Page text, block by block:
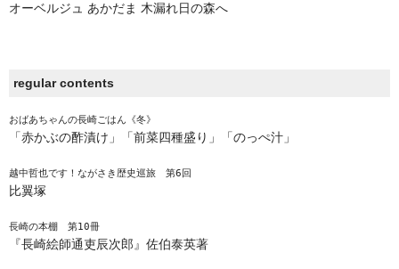
オーベルジュ あかだま 木漏れ日の森へ
regular contents
おばあちゃんの長崎ごはん《冬》
「赤かぶの酢漬け」「前菜四種盛り」「のっぺ汁」
越中哲也です！ながさき歴史巡旅　第6回
比翼塚
長崎の本棚　第10冊
『長崎絵師通吏辰次郎』佐伯泰英著